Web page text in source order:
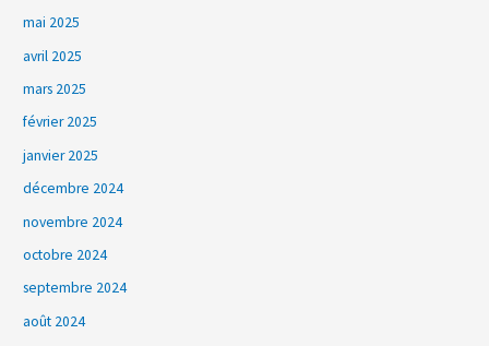
mai 2025
avril 2025
mars 2025
février 2025
janvier 2025
décembre 2024
novembre 2024
octobre 2024
septembre 2024
août 2024